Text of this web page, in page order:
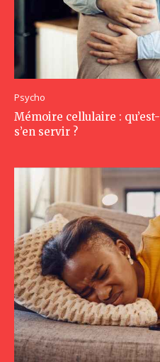
Psycho
Mémoire cellulaire :
s’en servir ?